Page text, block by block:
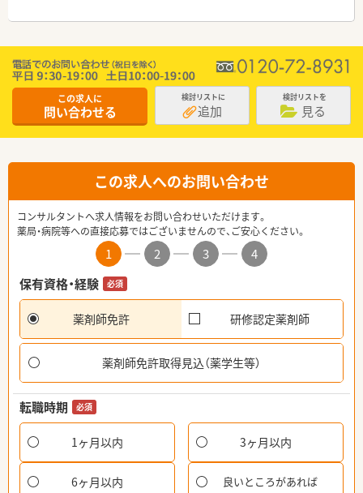
この求人に
問い合わせる
検討リストに
追加
検討リストを
見る
この求人へのお問い合わせ
コンサルタントへ求人情報をお問い合わせいただけます。
薬局・病院等への直接応募ではございませんので、ご安心ください。
1 2 3
4
保有資格・経験
必須
薬剤師免許 研修認定薬剤師
薬剤師免許取得見込（薬学生等）
転職時期 必須
1ヶ月以内 3ヶ月以内
6ヶ月以内 良いところがあれば